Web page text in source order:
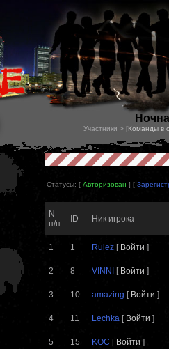
Участники > [Команды в
Статусы: [Авторизован ] [
N
п/п
ID Ник игрока
1 1 Rulez [ Войти ]
2 8 VINNI [ Войти ]
3 10 amazing [ Войти ]
4 11 Lechka [ Войти ]
5 15 KOC [ Войти ]